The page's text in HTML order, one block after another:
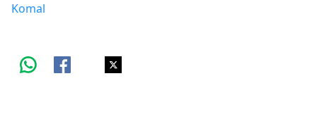
Komal